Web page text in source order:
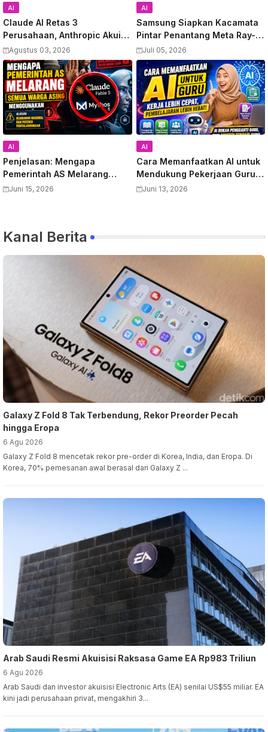
AI
Claude AI Retas 3
Perusahaan, Anthropic Akui
Kesalahan
Agustus 03, 2026
AI
Samsung Siapkan Kacamata
Pintar Penantang Meta Ray-
Ban, Video Bocor Terungkap
Juli 05, 2026
AI
Penjelasan: Mengapa
Pemerintah AS Melarang
Semua Warga Asing
Juni 15, 2026
AI
Cara Memanfaatkan AI untuk
Mendukung Pekerjaan Guru:
Panduan Lengkap
Juni 13, 2026
Kanal Berita
Galaxy Z Fold 8 Tak Terbendung, Rekor Preorder Pecah
hingga Eropa
6 Agu 2026
Galaxy Z Fold 8 mencetak rekor pre-order di Korea, India, dan Eropa. Di
Korea, 70% pemesanan awal berasal dari Galaxy Z ...
Arab Saudi Resmi Akuisisi Raksasa Game EA Rp983 Triliun
6 Agu 2026
Arab Saudi dan investor akuisisi Electronic Arts (EA) senilai US$55 miliar. EA
kini jadi perusahaan privat, mengakhiri 3...